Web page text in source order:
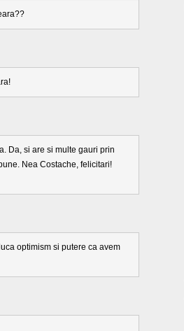
Da, si are si multe gauri prin
Nea Costache, felicitari!
optimism si putere ca avem